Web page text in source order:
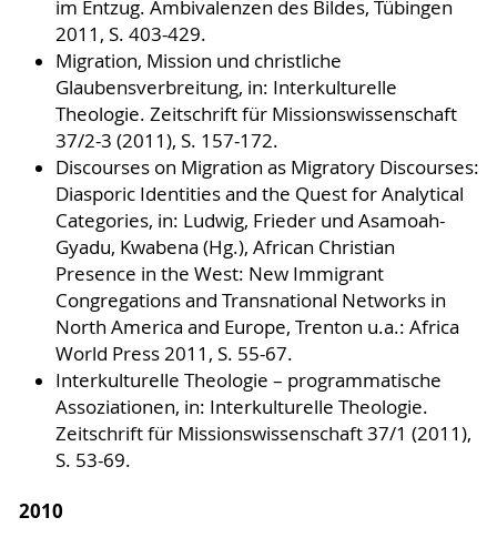
im Entzug. Ambivalenzen des Bildes, Tübingen
2011, S. 403-429.
Migration, Mission und christliche
Glaubensverbreitung, in: Interkulturelle
Theologie. Zeitschrift für Missionswissenschaft
37/2-3 (2011), S. 157-172.
Discourses on Migration as Migratory Discourses:
Diasporic Identities and the Quest for Analytical
Categories, in: Ludwig, Frieder und Asamoah-
Gyadu, Kwabena (Hg.), African Christian
Presence in the West: New Immigrant
Congregations and Transnational Networks in
North America and Europe, Trenton u.a.: Africa
World Press 2011, S. 55-67.
Interkulturelle Theologie – programmatische
Assoziationen, in: Interkulturelle Theologie.
Zeitschrift für Missionswissenschaft 37/1 (2011),
S. 53-69.
2010